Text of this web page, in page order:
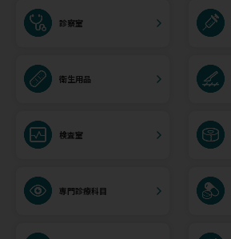
診察室
衛生用品
検査室
専門診療科目